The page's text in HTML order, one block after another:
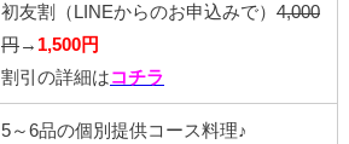
初友割（LINEからのお申込みで） 4,000
円 → 1,500円
割引の詳細は コチラ
5～6品の個別提供コース料理♪